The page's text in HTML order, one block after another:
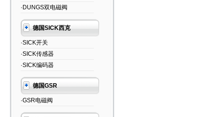
·DUNGS双电磁阀
德国SICK西克
·SICK开关
·SICK传感器
·SICK编码器
德国GSR
·GSR电磁阀